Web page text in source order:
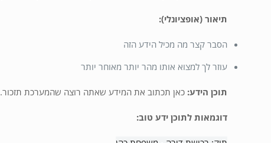
תיאור (אופציונלי):
הסבר קצר מה מכיל הידע הזה
עוזר לך למצוא אותו מהר יותר מאוחר יותר
תוכן הידע: כאן תכתוב את המידע שאתה רוצה שהמערכת תזכור.
דוגמאות לתוכן ידע טוב: